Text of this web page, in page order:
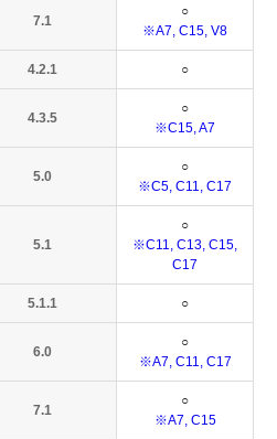
7.1
○
※A7, C15, V8
4.2.1 ○
4.3.5
○
※C15, A7
5.0
○
※C5, C11, C17
5.1
○
※C11, C13, C15,
C17
5.1.1 ○
6.0
○
※A7, C11, C17
7.1
○
※A7, C15